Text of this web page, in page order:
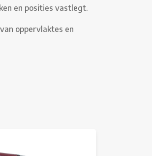
en posities vastlegt.
oppervlaktes en